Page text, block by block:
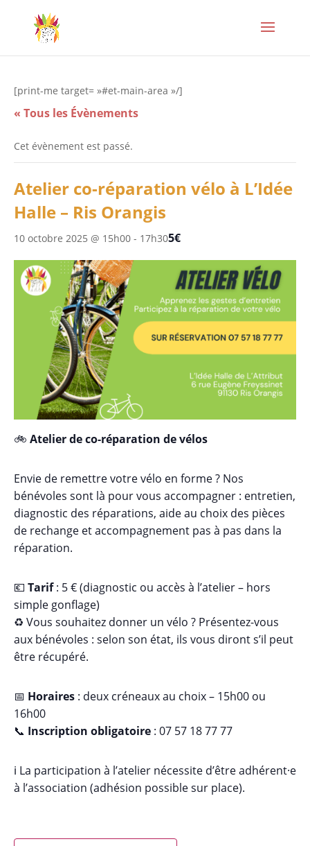
[print-me target= »#et-main-area »/]
« Tous les Évènements
Cet évènement est passé.
Atelier co-réparation vélo à L’Idée
Halle – Ris Orangis
10 octobre 2025 @ 15h00 - 17h305€
🚲 Atelier de co-réparation de vélos
Envie de remettre votre vélo en forme ? Nos
bénévoles sont là pour vous accompagner : entretien,
diagnostic des réparations, aide au choix des pièces
de rechange et accompagnement pas à pas dans la
réparation.
💶 Tarif: 5 € (diagnostic ou accès à l’atelier – hors
simple gonflage)
♻️ Vous souhaitez donner un vélo ? Présentez-vous
aux bénévoles : selon son état, ils vous diront s’il peut
être récupéré.
📅 Horaires : deux créneaux au choix – 15h00 ou
16h00
📞 Inscription obligatoire : 07 57 18 77 77
ℹ️ La participation à l’atelier nécessite d’être adhérent·e
à l’association (adhésion possible sur place).